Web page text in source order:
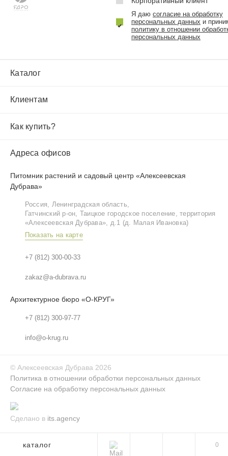
каталог 0
Каталог
Клиентам
Как купить?
Адреса офисов
Питомник растений и садовый центр «Алексеевская
Дубрава»
Россия, Ленинградская область,
Гатчинский р‑он, Таицкое городское поселение, территория
«Алексеевская Дубрава», д.1 (д. Малая Ивановка)
Показать на карте
+7 (812) 300-00-33
zakaz@a-dubrava.ru
Архитектурное бюро «О-КРУГ»
+7 (812) 300-97-77
info@o-krug.ru
Я даю согласие на обработку
персональных данных и
политику в отношении
персональных данных
© Алексеевская Дубрава 2026
Политика в отношении обработки персональных данных
Согласие на обработку персональных данных
Сделано в its.agency